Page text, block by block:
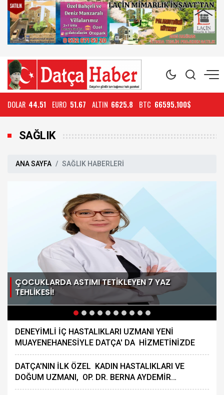
DOLAR 44.51 EURO 51.67 ALTIN 6625.8 BTC 66595.100$
SAĞLIK
ANA SAYFA SAĞLIK HABERLERİ
ÇOCUKLARDA ASTIMI TETİKLEYEN 7 YAZ
TEHLİKESİ!
DENEYİMLİ İÇ HASTALIKLARI UZMANI YENİ
MUAYENEHANESİYLE DATÇA' DA HİZMETİNİZDE
DATÇA'NIN İLK ÖZEL KADIN HASTALIKLARI VE
DOĞUM UZMANI, OP. DR. BERNA AYDEMİR
MUAYENEHANESİNİ AÇTI